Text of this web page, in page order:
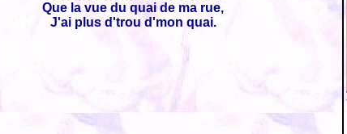
Que la vue du quai de ma rue,
J'ai plus d'trou d'mon quai.